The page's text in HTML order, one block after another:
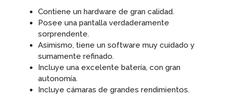
Contiene un hardware de gran calidad.
Posee una pantalla verdaderamente
sorprendente.
Asimismo, tiene un software muy cuidado y
sumamente refinado.
Incluye una excelente batería, con gran
autonomía.
Incluye cámaras de grandes rendimientos.